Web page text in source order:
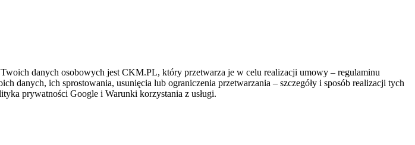
danych osobowych jest CKM.PL, który przetwarza je w celu realizacji umowy – regulaminu
danych, ich sprostowania, usunięcia lub ograniczenia przetwarzania – szczegóły i sposób realizacji tych
prywatności Google i Warunki korzystania z usługi.